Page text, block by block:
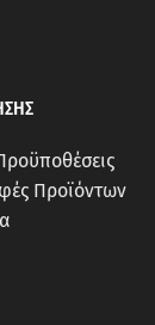
Προϊόντων